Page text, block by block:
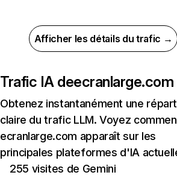
Afficher les détails du trafic →
Trafic IA deecranlarge.com
Obtenez instantanément une
claire du trafic LLM. Voyez
ecranlarge.com apparaît sur les
principales plateformes d'IA
255 visites de Gemini